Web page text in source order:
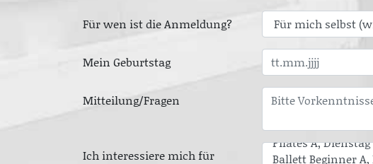
Für wen ist die Anmeldung?
Mein Geburtstag
Mitteilung/Fragen
Ich interessiere mich für